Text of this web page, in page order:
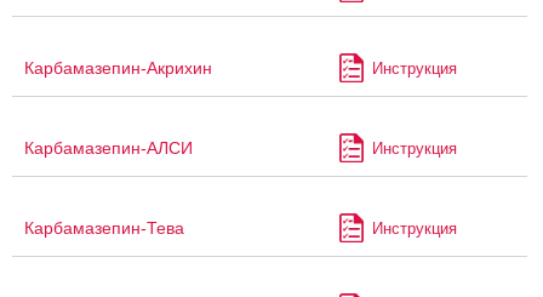
Карбамазепин-Акрихин Инструкция
Карбамазепин-АЛСИ Инструкция
Карбамазепин-Тева Инструкция